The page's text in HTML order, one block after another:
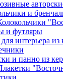
и
и футляры
интерьера из
и панно из